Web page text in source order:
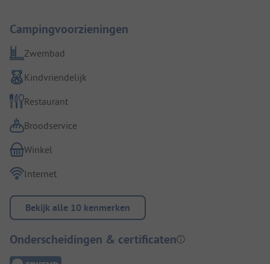
Campingvoorzieningen
Zwembad
Kindvriendelijk
Restaurant
Broodservice
Winkel
Internet
Bekijk alle 10 kenmerken
Onderscheidingen & certificaten